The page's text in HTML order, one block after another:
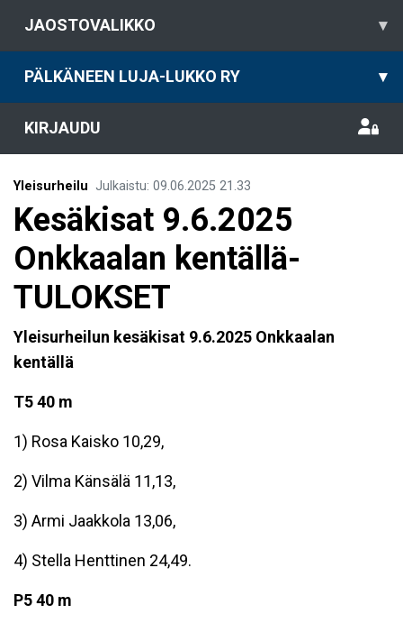
JAOSTOVALIKKO ▾
PÄLKÄNEEN LUJA-LUKKO RY ▾
KIRJAUDU
Yleisurheilu Julkaistu: 09.06.2025 21.33
Kesäkisat 9.6.2025
Onkkaalan kentällä-
TULOKSET
Yleisurheilun kesäkisat 9.6.2025 Onkkaalan
kentällä
T5 40 m
1) Rosa Kaisko 10,29,
2) Vilma Känsälä 11,13,
3) Armi Jaakkola 13,06,
4) Stella Henttinen 24,49.
P5 40 m